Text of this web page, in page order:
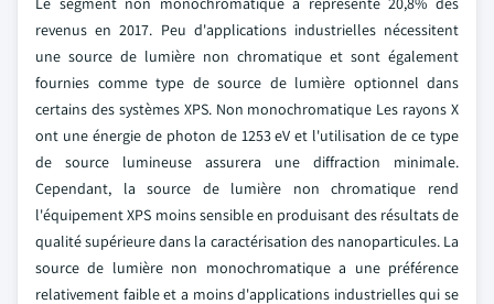
revenus en 2017. Peu d'applications industrielles nécessitent
une source de lumière non chromatique et sont également
fournies comme type de source de lumière optionnel dans
certains des systèmes XPS. Non monochromatique Les rayons X
ont une énergie de photon de 1253 eV et l'utilisation de ce type
de source lumineuse assurera une diffraction minimale.
Cependant, la source de lumière non chromatique rend
l'équipement XPS moins sensible en produisant des résultats de
qualité supérieure dans la caractérisation des nanoparticules. La
source de lumière non monochromatique a une préférence
relativement faible et a moins d'applications industrielles qui se